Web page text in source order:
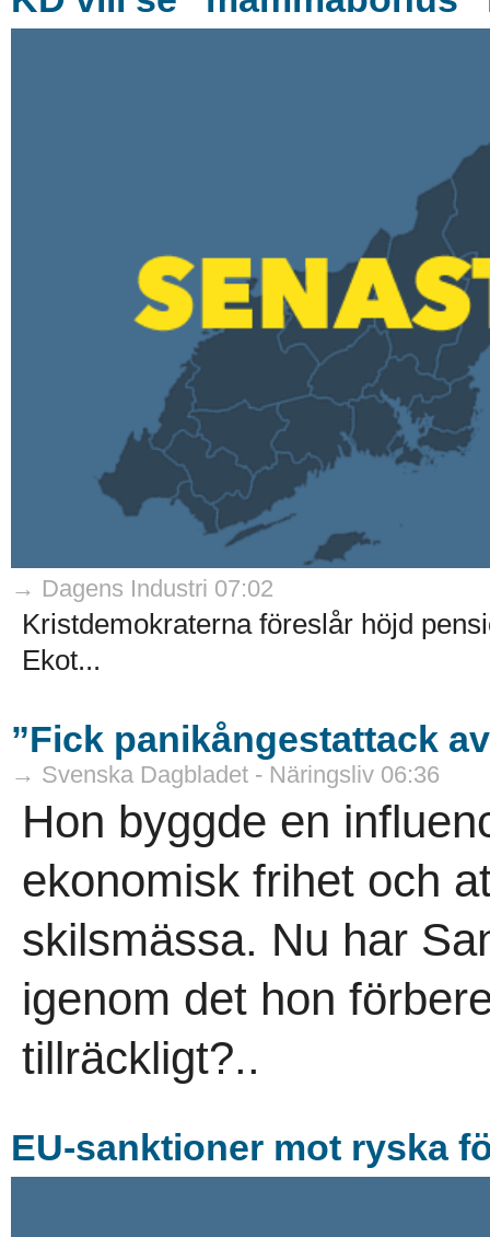
→ Dagens Industri 07:02
Kristdemokraterna föreslår höjd
Ekot...
”Fick panikångestattack
→ Svenska Dagbladet - Näringsliv 06:36
Hon byggde en
ekonomisk frihet och
skilsmässa. Nu har
igenom det hon
tillräckligt?..
EU-sanktioner mot ryska